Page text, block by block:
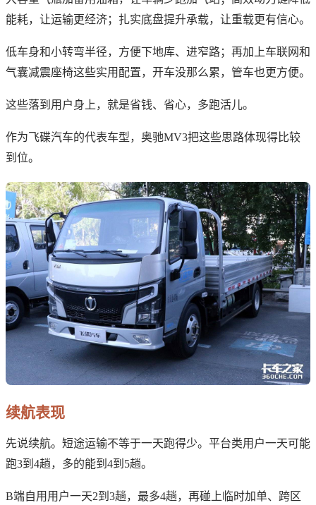
能耗，让运输更经济；扎实底盘提升承载，让重载更有信心。
低车身和小转弯半径，方便下地库、进窄路；再加上车联网和
气囊减震座椅这些实用配置，开车没那么累，管车也更方便。
这些落到用户身上，就是省钱、省心，多跑活儿。
作为飞碟汽车的代表车型，奥驰MV3把这些思路体现得比较
到位。
续航表现
先说续航。短途运输不等于一天跑得少。平台类用户一天可能
跑3到4趟，多的能到4到5趟。
B端自用用户一天2到3趟，最多4趟，再碰上临时加单、跨区